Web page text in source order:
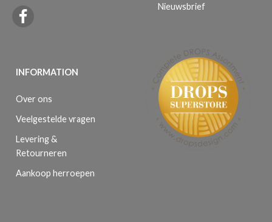
INFORMATION
Over ons
Veelgestelde vragen
Levering &
Retourneren
Aankoop herroepen
Nieuwsbrief